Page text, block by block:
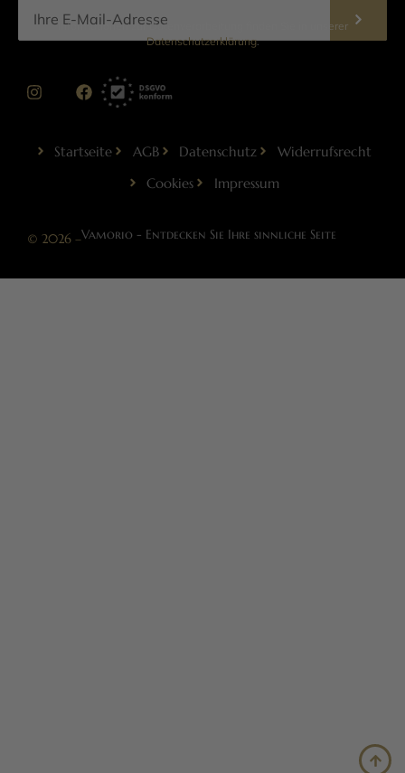
Informationen zur Datenverarbeitung finden Sie in unserer
Datenschutzerklärung.
Startseite AGB Datenschutz
Widerrufsrecht
Cookies
Impressum
© 2026 –Vamorio - Entdecken Sie Ihre sinnliche Seite